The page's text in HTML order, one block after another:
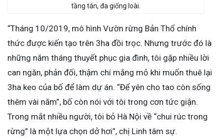
tầng tán, đa giống loài.
“Tháng 10/2019, mô hình Vườn rừng Bản Thổ chính
thức được kiến tạo trên 3ha đồi trọc. Nhưng trước đó là
những năm tháng thuyết phục gia đình, tôi gặp nhiều lời
can ngăn, phản đối, thậm chí mắng mỏ khi muốn thuê lại
3ha keo của bố để làm dự án. “Để yên cho tao còn sống
thêm vài năm”, bố còn nói với tôi trong cơn tức giận.
Trong mắt nhiều người, tôi bỏ Hà Nội về “chui rúc trong
rừng” là một lựa chọn dở hơi”, chị Linh tâm sự.